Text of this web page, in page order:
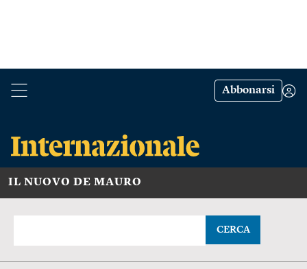
Abbonarsi
IL NUOVO DE MAURO
CERCA